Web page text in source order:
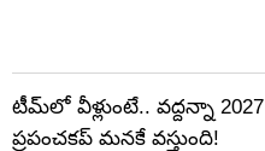
టీమ్‌లో వీళ్లుంటే.. వద్దన్నా 2027
ప్రపంచకప్‌ మనకే వస్తుంది!